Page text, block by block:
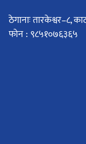
ठेगानाः तारकेश्वर–८,
फोन : ९८५१०७६३६५